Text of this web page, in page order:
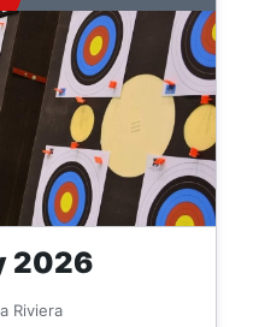
2026
Riviera